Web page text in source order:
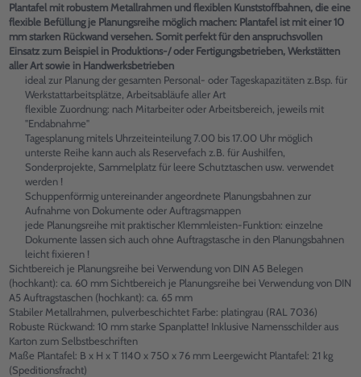
Plantafel mit robustem Metallrahmen und flexiblen Kunststoffbahnen, die eine
flexible Befüllung je Planungsreihe möglich machen: Plantafel ist mit einer 10
mm starken Rückwand versehen. Somit perfekt für den anspruchsvollen
Einsatz zum Beispiel in Produktions-/ oder Fertigungsbetrieben, Werkstätten
aller Art sowie in Handwerksbetrieben
ideal zur Planung der gesamten Personal- oder Tageskapazitäten z.Bsp. für
Werkstattarbeitsplätze, Arbeitsabläufe aller Art
flexible Zuordnung: nach Mitarbeiter oder Arbeitsbereich, jeweils mit
"Endabnahme"
Tagesplanung mitels Uhrzeiteinteilung 7.00 bis 17.00 Uhr möglich
unterste Reihe kann auch als Reservefach z.B. für Aushilfen,
Sonderprojekte, Sammelplatz für leere Schutztaschen usw. verwendet
werden !
Schuppenförmig untereinander angeordnete Planungsbahnen zur
Aufnahme von Dokumente oder Auftragsmappen
jede Planungsreihe mit praktischer Klemmleisten-Funktion: einzelne
Dokumente lassen sich auch ohne Auftragstasche in den Planungsbahnen
leicht fixieren !
Sichtbereich je Planungsreihe bei Verwendung von DIN A5 Belegen
(hochkant): ca. 60 mm Sichtbereich je Planungsreihe bei Verwendung von DIN
A5 Auftragstaschen (hochkant): ca. 65 mm
Stabiler Metallrahmen, pulverbeschichtet Farbe: platingrau (RAL 7036)
Robuste Rückwand: 10 mm starke Spanplatte! Inklusive Namensschilder aus
Karton zum Selbstbeschriften
Maße Plantafel: B x H x T 1140 x 750 x 76 mm Leergewicht Plantafel: 21 kg
(Speditionsfracht)